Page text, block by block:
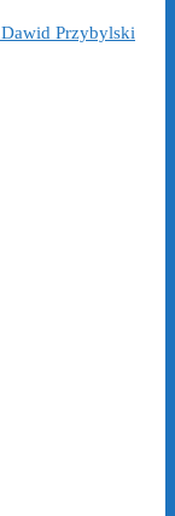
Przybylski